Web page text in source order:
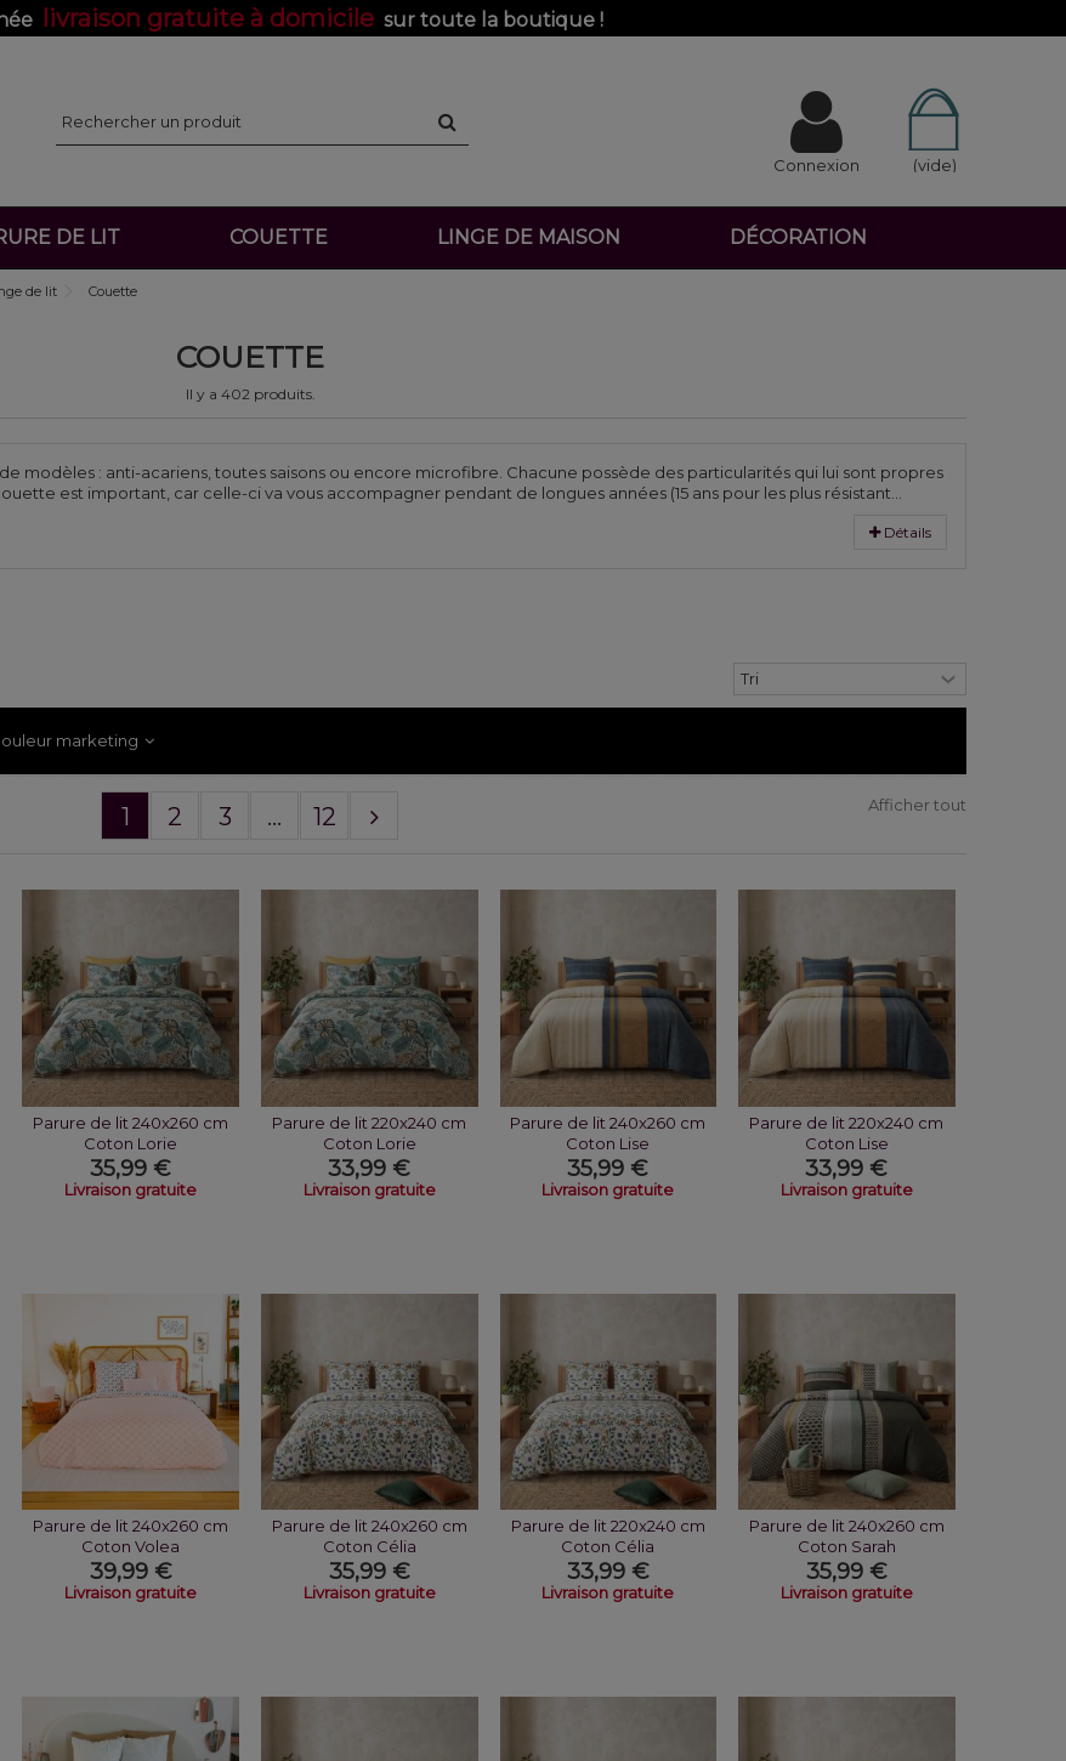
livraison gratuite à domicile sur toute la boutique !
(vide)
Connexion
DE LIT COUETTE LINGE DE MAISON DÉCORATION
de lit Couette
COUETTE
Il y a 402 produits.
modèles : anti-acariens, toutes saisons ou encore microfibre. Chacune possède des particularités qui lui sont propres
est important, car celle-ci va vous accompagner pendant de longues années (15 ans pour les plus résistant...
Détails
marketing
Afficher tout
1 2 3 ... 12
Parure de lit 240x260 cm
Coton Lorie
35,99 €
Livraison gratuite
Parure de lit 220x240 cm
Coton Lorie
33,99 €
Livraison gratuite
Parure de lit 240x260 cm
Coton Lise
35,99 €
Livraison gratuite
Parure de lit 220x240 cm
Coton Lise
33,99 €
Livraison gratuite
Parure de lit 240x260 cm
Coton Volea
39,99 €
Livraison gratuite
Parure de lit 240x260 cm
Coton Célia
35,99 €
Livraison gratuite
Parure de lit 220x240 cm
Coton Célia
33,99 €
Livraison gratuite
Parure de lit 240x260 cm
Coton Sarah
35,99 €
Livraison gratuite